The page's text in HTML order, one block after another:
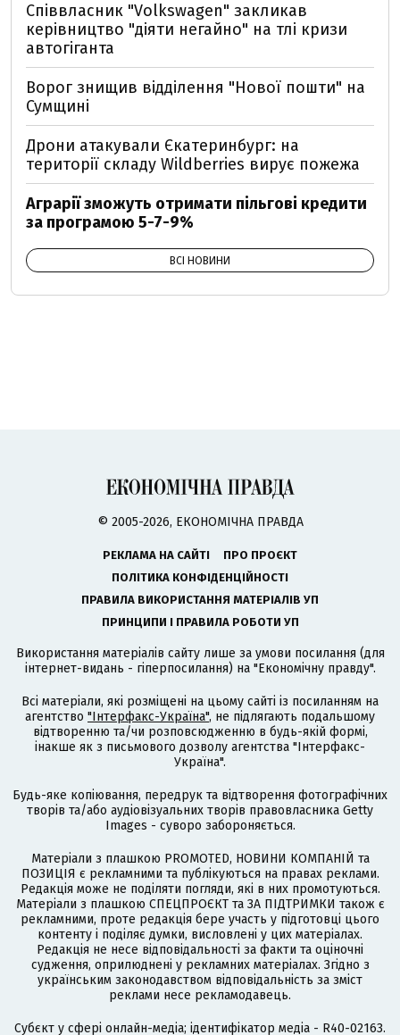
Співвласник "Volkswagen" закликав
керівництво "діяти негайно" на тлі кризи
автогіганта
Ворог знищив відділення "Нової пошти" на
Сумщині
Дрони атакували Єкатеринбург: на
території складу Wildberries вирує пожежа
Аграрії зможуть отримати пільгові кредити
за програмою 5-7-9%
ВСІ НОВИНИ
© 2005-2026, ЕКОНОМІЧНА ПРАВДА
РЕКЛАМА НА САЙТІ
ПРО ПРОЄКТ
ПОЛІТИКА КОНФІДЕНЦІЙНОСТІ
ПРАВИЛА ВИКОРИСТАННЯ МАТЕРІАЛІВ УП
ПРИНЦИПИ І ПРАВИЛА РОБОТИ УП
Використання матеріалів сайту лише за умови посилання (для
інтернет-видань - гіперпосилання) на "Економічну правду".
Всі матеріали, які розміщені на цьому сайті із посиланням на
агентство "Інтерфакс-Україна", не підлягають подальшому
відтворенню та/чи розповсюдженню в будь-якій формі,
інакше як з письмового дозволу агентства "Інтерфакс-
Україна".
Будь-яке копіювання, передрук та відтворення фотографічних
творів та/або аудіовізуальних творів правовласника Getty
Images - суворо забороняється.
Матеріали з плашкою PROMOTED, НОВИНИ КОМПАНІЙ та
ПОЗИЦІЯ є рекламними та публікуються на правах реклами.
Редакція може не поділяти погляди, які в них промотуються.
Матеріали з плашкою СПЕЦПРОЄКТ та ЗА ПІДТРИМКИ також є
рекламними, проте редакція бере участь у підготовці цього
контенту і поділяє думки, висловлені у цих матеріалах.
Редакція не несе відповідальності за факти та оціночні
судження, оприлюднені у рекламних матеріалах. Згідно з
українським законодавством відповідальність за зміст
реклами несе рекламодавець.
Cубєкт у сфері онлайн-медіа; ідентифікатор медіа - R40-02163.